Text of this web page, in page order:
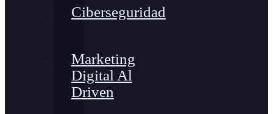
Ciberseguridad
Marketing
Digital Al
Driven